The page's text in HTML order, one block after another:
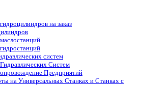
на заказ
систем
Систем
Предприятий
на Универсальных Станках и Станках с